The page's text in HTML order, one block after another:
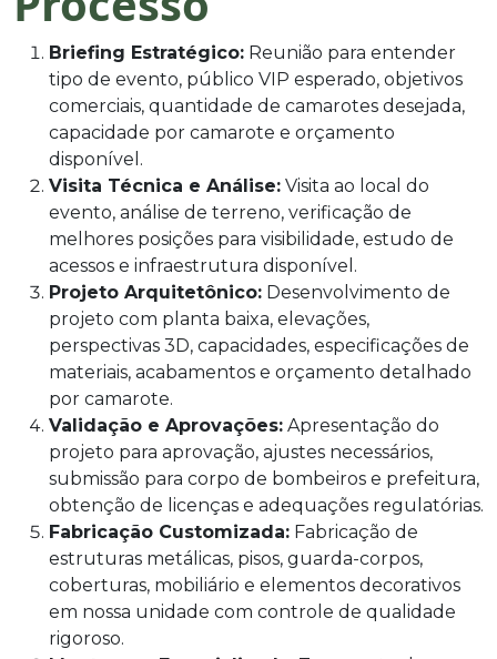
Briefing Estratégico: Reunião para entender
tipo de evento, público VIP esperado, objetivos
comerciais, quantidade de camarotes desejada,
capacidade por camarote e orçamento
disponível.
Visita Técnica e Análise: Visita ao local do
evento, análise de terreno, verificação de
melhores posições para visibilidade, estudo de
acessos e infraestrutura disponível.
Projeto Arquitetônico: Desenvolvimento de
projeto com planta baixa, elevações,
perspectivas 3D, capacidades, especificações de
materiais, acabamentos e orçamento detalhado
por camarote.
Validação e Aprovações: Apresentação do
projeto para aprovação, ajustes necessários,
submissão para corpo de bombeiros e prefeitura,
obtenção de licenças e adequações regulatórias.
Fabricação Customizada: Fabricação de
estruturas metálicas, pisos, guarda-corpos,
coberturas, mobiliário e elementos decorativos
em nossa unidade com controle de qualidade
rigoroso.